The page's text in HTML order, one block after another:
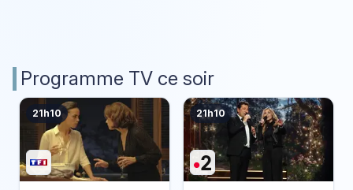
Programme TV ce soir
21h10 21h10